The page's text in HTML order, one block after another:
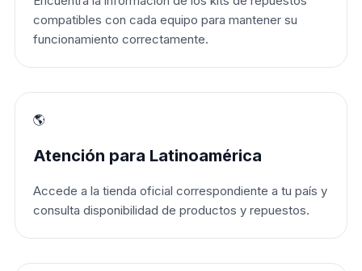
compatibles con cada equipo para mantener su
funcionamiento correctamente.
🌎
Atención para Latinoamérica
Accede a la tienda oficial correspondiente a tu país y
consulta disponibilidad de productos y repuestos.